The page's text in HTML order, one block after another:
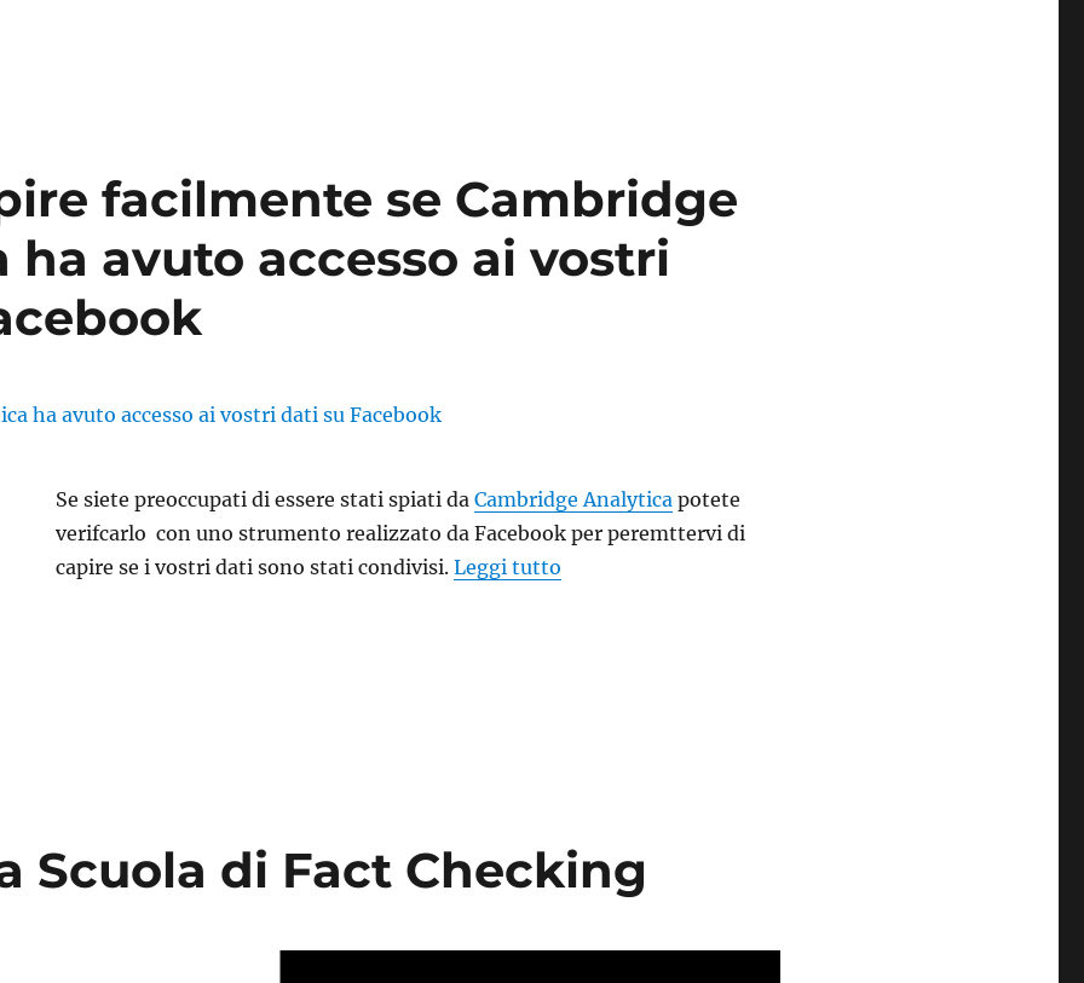
facilmente se Cambridge
avuto accesso ai vostri
Se siete preoccupati di essere stati spiati daCambridge Analytica potete
verifcarlo con uno strumento realizzato da Facebook per peremttervi di
capire se i vostri dati sono stati condivisi.Leggi tutto
Scuola di Fact Checking